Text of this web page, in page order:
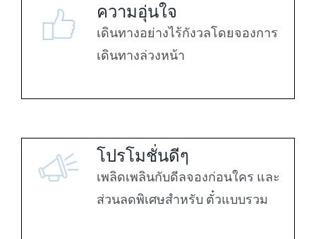
ความอุ่นใจ
เดินทางอย่างไร้กังวลโดยจองการ
เดินทางล่วงหน้า
โปรโมชั่นดีๆ
เพลิดเพลินกับดีลจองก่อนใคร และ
ส่วนลดพิเศษสำหรับ ตั๋วแบบรวม